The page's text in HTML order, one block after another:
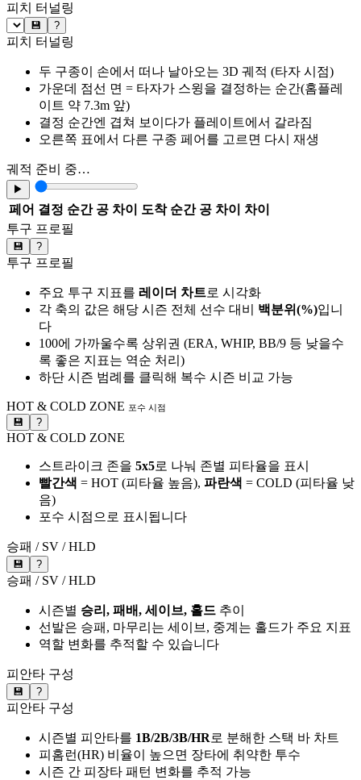
피치 터널링
💾 ?
피치 터널링
두 구종이 손에서 떠나 날아오는 3D 궤적 (타자 시점)
가운데 점선 면 = 타자가 스윙을 결정하는 순간(홈플레
이트 약 7.3m 앞)
결정 순간엔 겹쳐 보이다가 플레이트에서 갈라짐
오른쪽 표에서 다른 구종 페어를 고르면 다시 재생
궤적 준비 중…
▶
페어 결정 순간 공 차이 도착 순간 공 차이
차이
투구 프로필
💾 ?
투구 프로필
주요 투구 지표를 레이더 차트로 시각화
각 축의 값은 해당 시즌 전체 선수 대비 백분위(%)입니
다
100에 가까울수록 상위권 (ERA, WHIP, BB/9 등 낮을수
록 좋은 지표는 역순 처리)
하단 시즌 범례를 클릭해 복수 시즌 비교 가능
HOT & COLD ZONE 포수 시점
💾 ?
HOT & COLD ZONE
스트라이크 존을 5x5로 나눠 존별 피타율을 표시
빨간색 = HOT (피타율 높음), 파란색 = COLD (피타율 낮
음)
포수 시점으로 표시됩니다
승패 / SV / HLD
💾 ?
승패 / SV / HLD
시즌별 승리, 패배, 세이브, 홀드 추이
선발은 승패, 마무리는 세이브, 중계는 홀드가 주요 지표
역할 변화를 추적할 수 있습니다
피안타 구성
💾 ?
피안타 구성
시즌별 피안타를 1B/2B/3B/HR로 분해한 스택 바 차트
피홈런(HR) 비율이 높으면 장타에 취약한 투수
시즌 간 피장타 패턴 변화를 추적 가능